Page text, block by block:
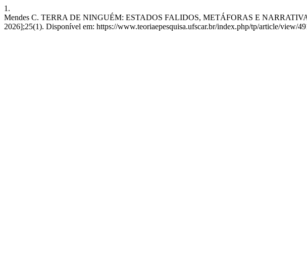
1.
Mendes C. TERRA DE NINGUÉM: ESTADOS FALIDOS, METÁFORAS E
2026];25(1). Disponível em: https://www.teoriaepesquisa.ufscar.br/index.php/tp/article/view/